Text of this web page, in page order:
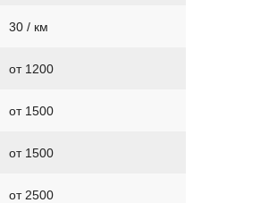
30 / км
от 1200
от 1500
от 1500
от 2500